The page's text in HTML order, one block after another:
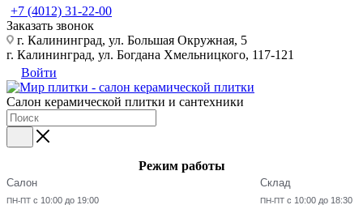
+7 (4012) 31-22-00
Заказать звонок
г. Калининград, ул. Большая Окружная, 5
г. Калининград, ул. Богдана Хмельницкого, 117-121
Войти
Салон керамической плитки и сантехники
Режим работы
Салон
ПН-ПТ с 10:00 до 19:00
Склад
ПН-ПТ с 10:00 до 18:30